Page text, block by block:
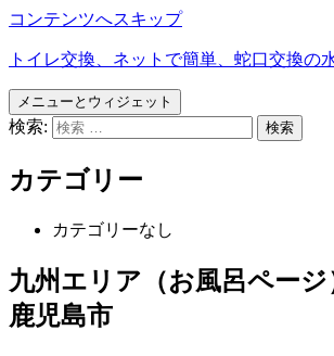
コンテンツへスキップ
トイレ交換、ネットで簡単、蛇口交換の
メニューとウィジェット
検索:
カテゴリー
カテゴリーなし
九州エリア（お風呂ページ
鹿児島市